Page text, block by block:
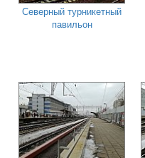
Северный турникетный
павильон